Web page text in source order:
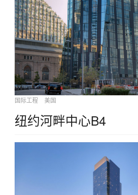
国际工程 美国
纽约河畔中心B4